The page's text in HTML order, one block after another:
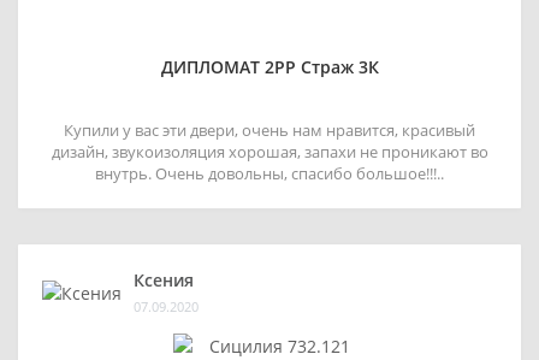
ДИПЛОМАТ 2РР Страж 3К
Купили у вас эти двери, очень нам нравится, красивый
дизайн, звукоизоляция хорошая, запахи не проникают во
внутрь. Очень довольны, спасибо большое!!!..
Ксения
07.09.2020